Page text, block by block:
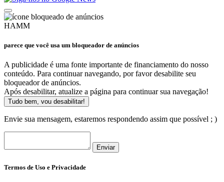
HAMM
parece que você usa um bloqueador de anúncios
A publicidade é uma fonte importante de financiamento do nosso
conteúdo. Para continuar navegando, por favor desabilite seu
bloqueador de anúncios.
Após desabilitar, atualize a página para continuar sua navegação!
Tudo bem, vou desabilitar!
Envie sua mensagem, estaremos respondendo assim que possível ; )
Enviar
Termos de Uso e Privacidade